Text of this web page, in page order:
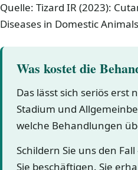
Quelle: Tizard IR (2023):
Diseases in Domestic
Was kostet die
Das lässt sich seriös erst
Stadium und
welche Behandlungen
Schildern Sie uns den
Sie beschäftigen. Sie